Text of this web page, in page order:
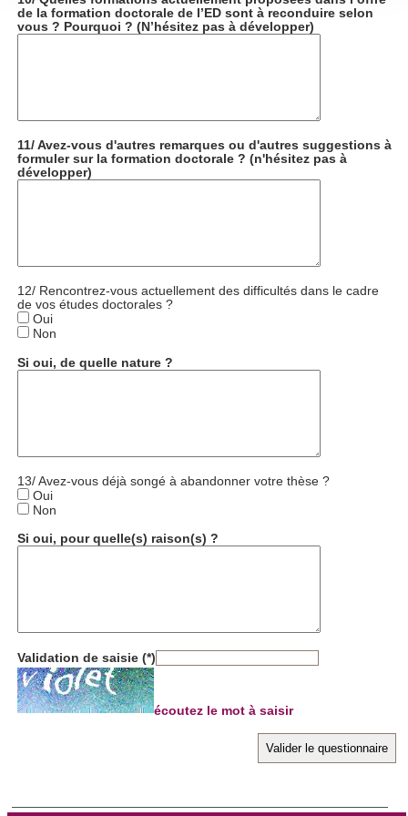
consentement à tout moment à partir de la déclaration sur
partageons également des informations sur l'utilisation de
notre site avec nos partenaires de médias sociaux, de
de la formation doctorale de l’ED sont à reconduire selon
vous ? Pourquoi ? (N’hésitez pas à développer)
11/ Avez-vous d'autres remarques ou d'autres suggestions à
formuler sur la formation doctorale ? (n'hésitez pas à
développer)
12/ Rencontrez-vous actuellement des difficultés dans le cadre
de vos études doctorales ?
Oui
Non
Si oui, de quelle nature ?
13/ Avez-vous déjà songé à abandonner votre thèse ?
Oui
Non
Si oui, pour quelle(s) raison(s) ?
Validation de saisie (*)
écoutez le mot à saisir